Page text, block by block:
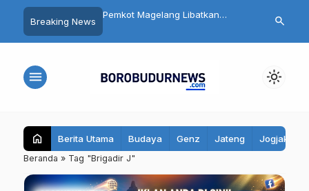
Breaking News
Kepastian Kasus
Kades
Pemkot Magelang Libatkan
Peringatan HUT ke-81 RI
Pentingnya
dan Cara
search
menu light_mode
home Berita Utama Budaya Genz Jateng Jogjakarta
Beranda » Tag "Brigadir J"